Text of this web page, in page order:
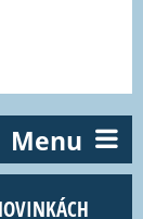
Menu